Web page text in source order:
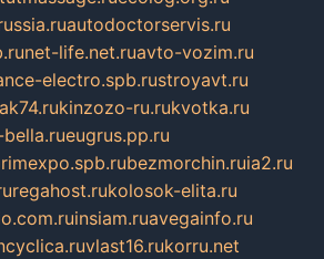
autodoctorservis.ru
net-life.net.ruavto-vozim.ru
electro.spb.rustroyavt.ru
kinzozo-ru.rukvotka.ru
eugrus.pp.ru
bezmorchin.ruia2.ru
regahost.rukolosok-elita.ru
insiam.ruavegainfo.ru
vlast16.rukorru.net